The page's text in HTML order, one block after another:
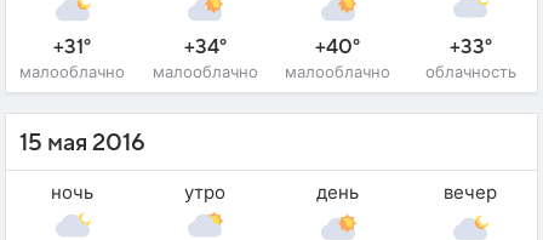
+31°
малооблачно
+34°
малооблачно
+40°
малооблачно
+33°
облачность
15 мая 2016
ночь утро день вечер